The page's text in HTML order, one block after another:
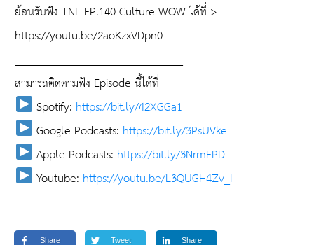
ย้อนรับฟัง TNL EP.140 Culture WOW ได้ที่ >
https://youtu.be/2aoKzxVDpn0
______________________________
สามารถติดตามฟัง Episode นี้ได้ที่
Spotify: https://bit.ly/42XGGa1
Google Podcasts: https://bit.ly/3PsUVke
Apple Podcasts: https://bit.ly/3NrmEPD
Youtube: https://youtu.be/L3QUGH4Zv_I
Share Tweet Share